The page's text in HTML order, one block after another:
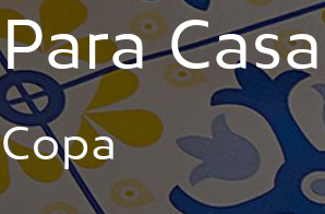
Para Casa
Copa